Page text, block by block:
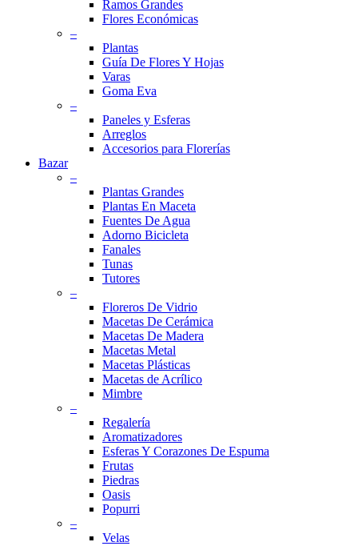
Ramos Grandes
Flores Económicas
–
Plantas
Guía De Flores Y Hojas
Varas
Goma Eva
–
Paneles y Esferas
Arreglos
Accesorios para Florerías
Bazar
–
Plantas Grandes
Plantas En Maceta
Fuentes De Agua
Adorno Bicicleta
Fanales
Tunas
Tutores
–
Floreros De Vidrio
Macetas De Cerámica
Macetas De Madera
Macetas Metal
Macetas Plásticas
Macetas de Acrílico
Mimbre
–
Regalería
Aromatizadores
Esferas Y Corazones De Espuma
Frutas
Piedras
Oasis
Popurri
–
Velas